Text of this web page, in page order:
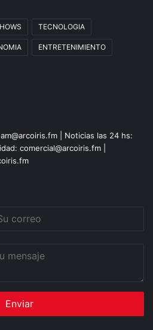
TECNOLOGIA
ENTRETENIMIENTO
| Noticias las 24 hs:
comercial@arcoiris.fm |